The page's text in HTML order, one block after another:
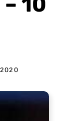
2020